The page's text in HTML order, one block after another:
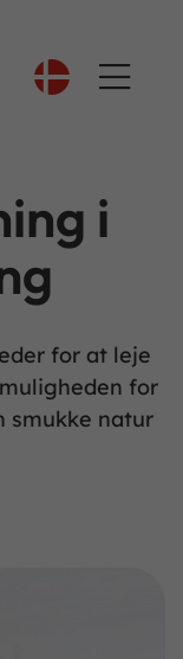

i
for at leje
for
smukke natur